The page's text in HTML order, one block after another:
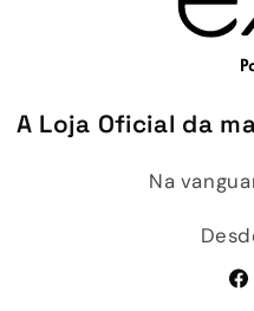
A Loja Oficial da
Na